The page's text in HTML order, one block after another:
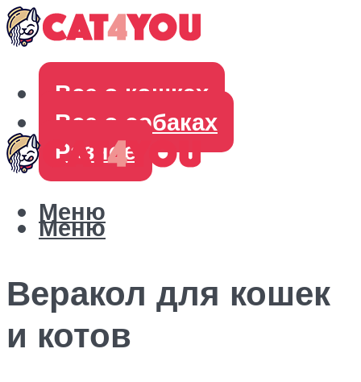
Все о кошках
Все о собаках
Разное
Меню
Меню
Веракол для кошек
и котов